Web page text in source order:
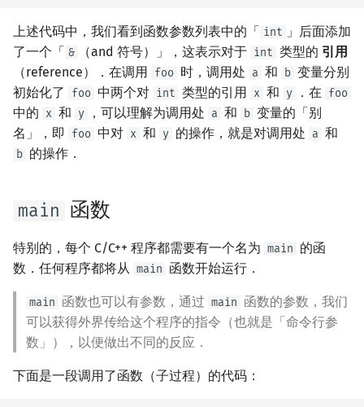
上述代码中，我们看到函数参数列表中的「 int 」后面添加
了一个「 & （and 符号）」，这表示对于 int 类型的 引用
（reference）．在调用 foo 时，调用处 a 和 b 变量分别
初始化了
foo 中两个对 int 类型的引用 x 和 y ．在 foo
中的 x 和 y ，可以理解为调用处 a 和 b 变量的「别
名」，即
foo 中对 x 和 y 的操作，就是对调用处 a 和
b 的操作．
main 函数
特别的，每个 C/C++ 程序都需要有一个名为 main 的函
数．任何程序都将从 main 函数开始运行．
main 函数也可以有参数，通过 main 函数的参数，我们
可以获得外界传给这个程序的指令（也就是「命令行参
数」），以便做出不同的反应．
下面是一段调用了函数（子过程）的代码：